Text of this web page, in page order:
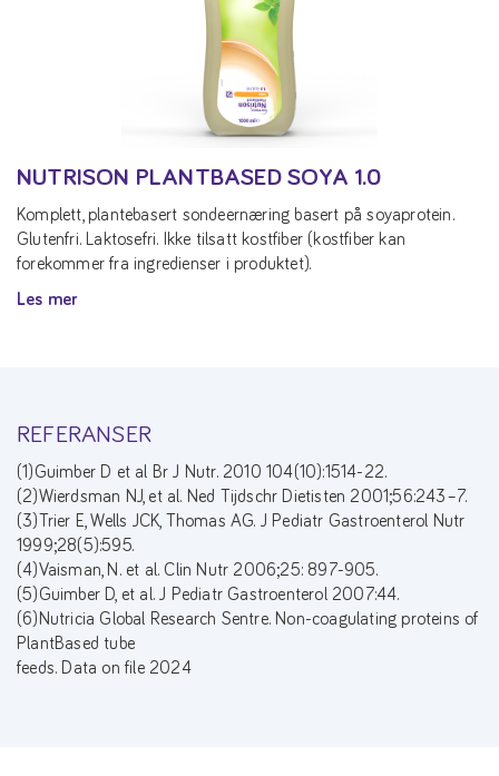
NUTRISON PLANTBASED SOYA 1.0
Komplett, plantebasert sondeernæring basert på soyaprotein.
Glutenfri. Laktosefri. Ikke tilsatt kostfiber (kostfiber kan
forekommer fra ingredienser i produktet).
Les mer
REFERANSER
(1)Guimber D et al Br J Nutr. 2010 104(10):1514-22.
(2)Wierdsman NJ, et al. Ned Tijdschr Dietisten 2001;56:243–7.
(3)Trier E, Wells JCK, Thomas AG. J Pediatr Gastroenterol Nutr
1999;28(5):595.
(4)Vaisman, N. et al. Clin Nutr 2006;25: 897-905.
(5)Guimber D, et al. J Pediatr Gastroenterol 2007:44.
(6)Nutricia Global Research Sentre. Non-coagulating proteins of
PlantBased tube
feeds. Data on file 2024